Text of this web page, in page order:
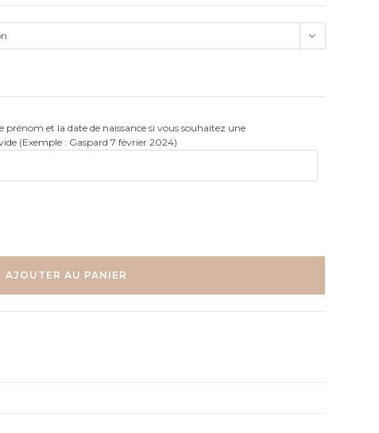
et la date de naissance si vous souhaitez une
(Exemple : Gaspard 7 février 2024)
AJOUTER AU PANIER